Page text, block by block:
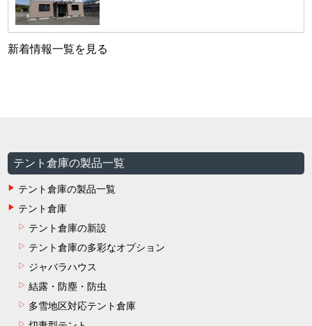
新着情報一覧を見る
テント倉庫の製品一覧
テント倉庫の製品一覧
テント倉庫
テント倉庫の新設
テント倉庫の多彩なオプション
ジャバラハウス
結露・防塵・防虫
多雪地区対応テント倉庫